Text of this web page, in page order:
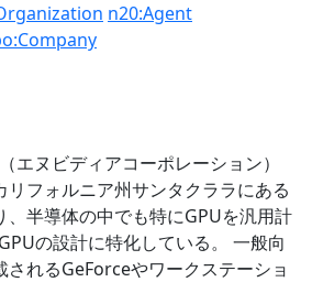
n20:Agent
ヌビディアコーポレーション）
リフォルニア州サンタクララにある
、半導体の中でも特にGPUを汎用計
の設計に特化している。 一般向
されるGeForceやワークステーショ